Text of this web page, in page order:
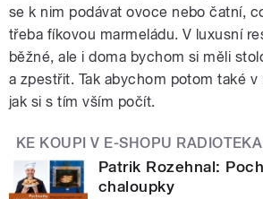
se k nim podávat ovoce nebo čatní,
třeba fíkovou marmeládu. V luxusní
běžné, ale i doma bychom si měli
a zpestřit. Tak abychom potom také v
jak si s tím vším počít.
KE KOUPI V E-SHOPU
Patrik Rozehnal:
chaloupky